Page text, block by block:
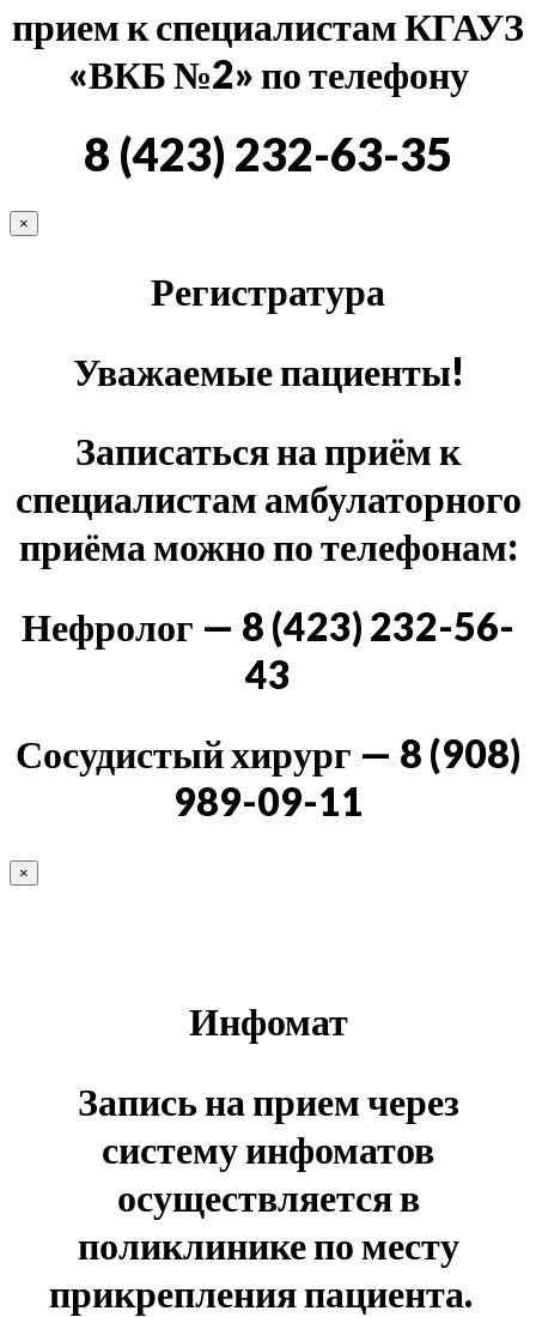
прием к специалистам КГАУЗ
«ВКБ №2» по телефону
8 (423) 232-63-35
×
Регистратура
Уважаемые пациенты!
Записаться на приём к
специалистам амбулаторного
приёма можно по телефонам:
Нефролог — 8 (423) 232-56-
43
Сосудистый хирург — 8 (908)
989-09-11
×
Инфомат
Запись на прием через
систему инфоматов
осуществляется в
поликлинике по месту
прикрепления пациента.